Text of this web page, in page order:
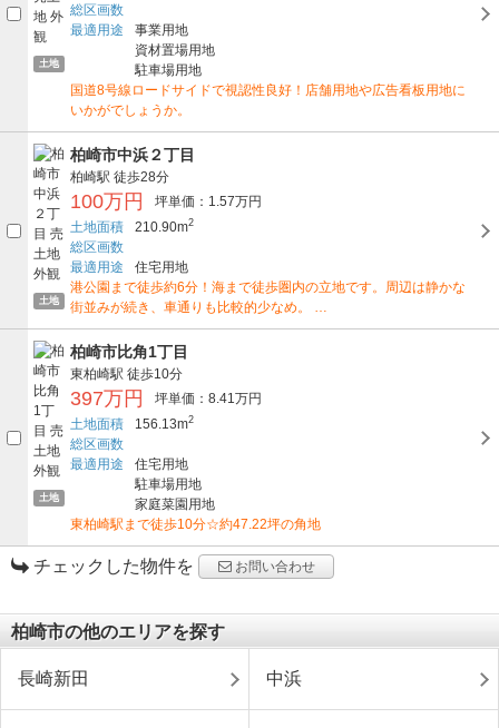
土地
総区画数
最適用途
事業用地
資材置場用地
駐車場用地
国道8号線ロードサイドで視認性良好！店舗用地や広告看板用地に
いかがでしょうか。
土地
柏崎市中浜２丁目
柏崎駅 徒歩28分
100万円
坪単価：1.57万円
土地面積
210.90m2
総区画数
最適用途
住宅用地
港公園まで徒歩約6分！海まで徒歩圏内の立地です。周辺は静かな
街並みが続き、車通りも比較的少なめ。 …
土地
柏崎市比角1丁目
東柏崎駅 徒歩10分
397万円
坪単価：8.41万円
土地面積
156.13m2
総区画数
最適用途
住宅用地
駐車場用地
家庭菜園用地
東柏崎駅まで徒歩10分☆約47.22坪の角地
チェックした物件を お問い合わせ
柏崎市の他のエリアを探す
長崎新田 中浜